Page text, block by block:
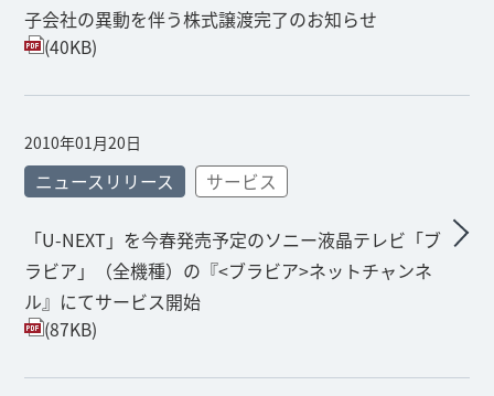
子会社の異動を伴う株式譲渡完了のお知らせ
(40KB)
2010年01月20日
ニュースリリース サービス
「U-NEXT」を今春発売予定のソニー液晶テレビ「ブ
ラビア」（全機種）の『<ブラビア>ネットチャンネ
ル』にてサービス開始
(87KB)